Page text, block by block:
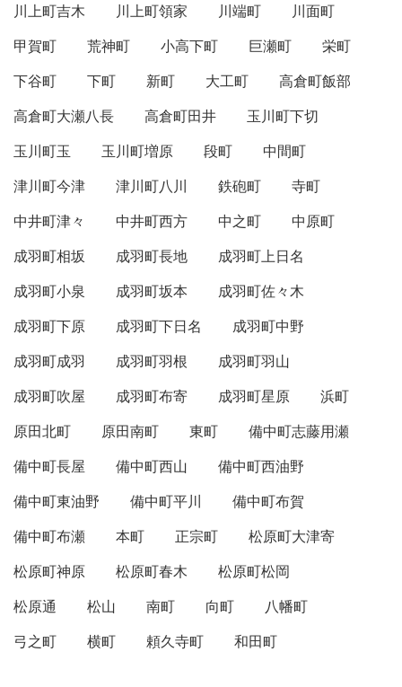
川上町吉木
川上町領家 川端町
川面町
甲賀町
荒神町 小高下町 巨瀬町
栄町
下谷町
下町 新町 大工町
高倉町飯部
高倉町大瀬八長
高倉町田井
玉川町下切
玉川町玉
玉川町増原 段町
中間町
津川町今津
津川町八川 鉄砲町
寺町
中井町津々
中井町西方 中之町
中原町
成羽町相坂
成羽町長地
成羽町上日名
成羽町小泉
成羽町坂本
成羽町佐々木
成羽町下原
成羽町下日名
成羽町中野
成羽町成羽
成羽町羽根
成羽町羽山
成羽町吹屋
成羽町布寄 成羽町星原
浜町
原田北町
原田南町 東町
備中町志藤用瀬
備中町長屋
備中町西山
備中町西油野
備中町東油野
備中町平川
備中町布賀
備中町布瀬
本町 正宗町
松原町大津寄
松原町神原
松原町春木
松原町松岡
松原通
松山 南町 向町
八幡町
弓之町
横町 頼久寺町 和田町